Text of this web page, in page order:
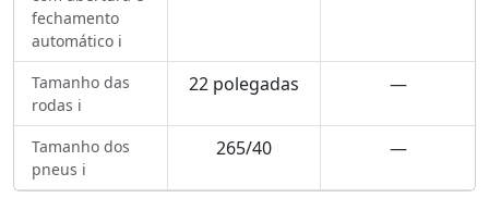
fechamento
automático ℹ️
Tamanho das
rodas ℹ️
22 polegadas —
Tamanho dos
pneus ℹ️
265/40 —